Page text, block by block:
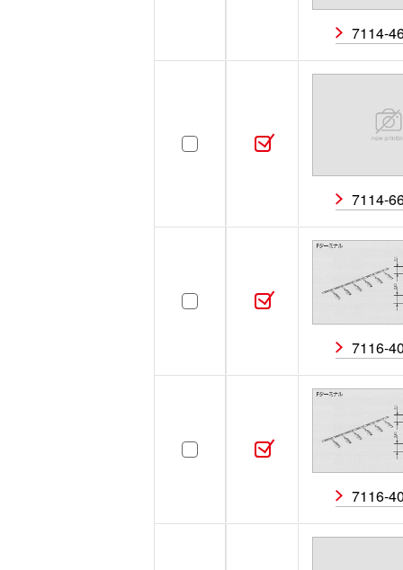
7114-
7114-
7116-
7116-